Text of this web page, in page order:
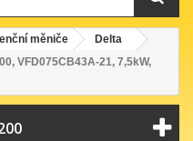
měniče
Delta
VFD075CB43A-21, 7,5kW,